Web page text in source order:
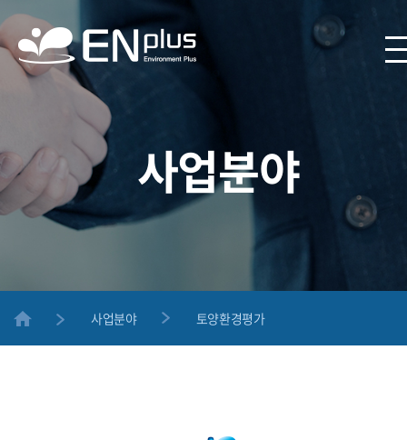
사업분야
사업분야 토양환경평가